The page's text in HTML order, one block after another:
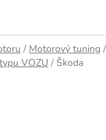
/ Motorový tuning /
VOZU / Škoda